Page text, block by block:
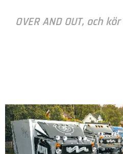
OVER AND OUT, och